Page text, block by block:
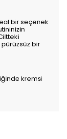
bir seçenek
pürüzsüz bir
kremsi